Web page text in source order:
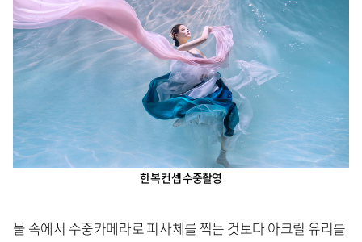
한복 컨셉 수중촬영
물 속에서 수중카메라로 피사체를 찍는 것보다 아크릴 유리를